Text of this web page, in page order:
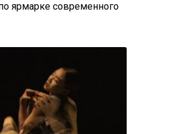
ярмарке современного